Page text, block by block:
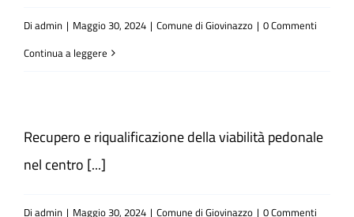
Comuni
Di admin | Maggio 30, 2024 | Comune di Giovinazzo | 0 Commenti
Continua a leggere
Recupero e riqualificazione della viabilità pedonale
nel centro [...]
Di admin | Maggio 30, 2024 | Comune di Giovinazzo | 0 Commenti